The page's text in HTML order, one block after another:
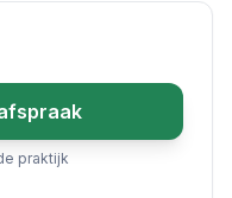
praktijk